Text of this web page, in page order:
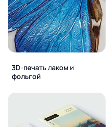
3D-печать лаком и
фольгой